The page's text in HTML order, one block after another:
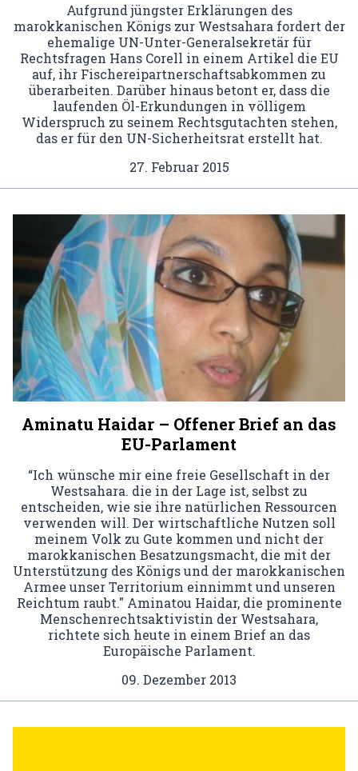
Aufgrund jüngster Erklärungen des
marokkanischen Königs zur Westsahara fordert der
ehemalige UN-Unter-Generalsekretär für
Rechtsfragen Hans Corell in einem Artikel die EU
auf, ihr Fischereipartnerschaftsabkommen zu
überarbeiten. Darüber hinaus betont er, dass die
laufenden Öl-Erkundungen in völligem
Widerspruch zu seinem Rechtsgutachten stehen,
das er für den UN-Sicherheitsrat erstellt hat.
27. Februar 2015
Aminatu Haidar – Offener Brief an das
EU-Parlament
“Ich wünsche mir eine freie Gesellschaft in der
Westsahara. die in der Lage ist, selbst zu
entscheiden, wie sie ihre natürlichen Ressourcen
verwenden will. Der wirtschaftliche Nutzen soll
meinem Volk zu Gute kommen und nicht der
marokkanischen Besatzungsmacht, die mit der
Unterstützung des Königs und der marokkanischen
Armee unser Territorium einnimmt und unseren
Reichtum raubt." Aminatou Haidar, die prominente
Menschenrechtsaktivistin der Westsahara,
richtete sich heute in einem Brief an das
Europäische Parlament.
09. Dezember 2013